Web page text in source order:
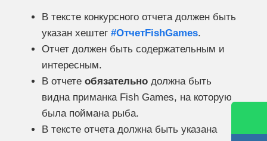
В тексте конкурсного отчета должен быть
указан хештег #ОтчетFishGames.
Отчет должен быть содержательным и
интересным.
В отчете обязательно должна быть
видна приманка Fish Games, на которую
была поймана рыба.
В тексте отчета должна быть указана